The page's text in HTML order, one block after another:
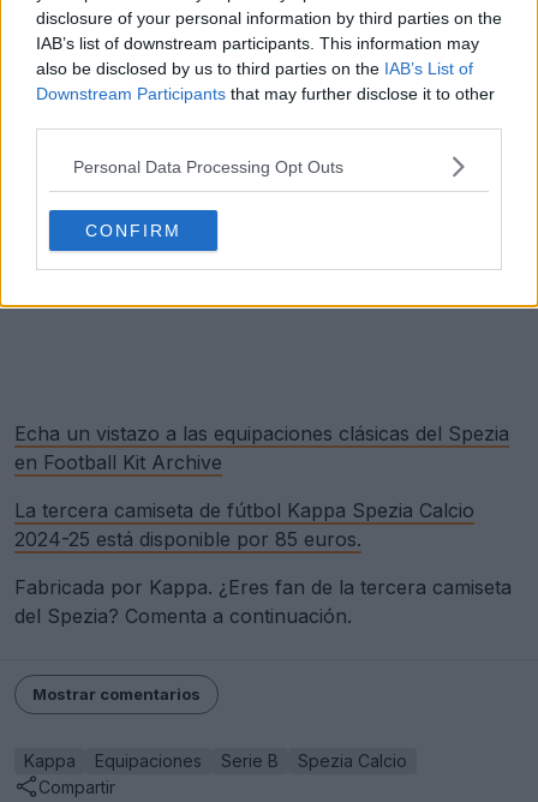
disclosure of your personal information by third parties on the
IAB’s list of downstream participants. This information may
also be disclosed by us to third parties on the IAB’s List of
Downstream Participants that may further disclose it to other
Personal Data Processing Opt Outs
CONFIRM
Echa un vistazo a las equipaciones clásicas del Spezia
en Football Kit Archive
La tercera camiseta de fútbol Kappa Spezia Calcio
2024-25 está disponible por 85 euros.
Fabricada por Kappa. ¿Eres fan de la tercera camiseta
del Spezia? Comenta a continuación.
Mostrar comentarios
Kappa Equipaciones Serie B
Spezia Calcio
Compartir